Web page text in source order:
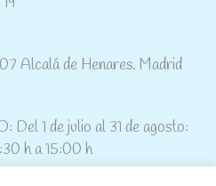
Alcalá de Henares. Madrid
1 de julio al 31 de agosto:
h a 15:00 h